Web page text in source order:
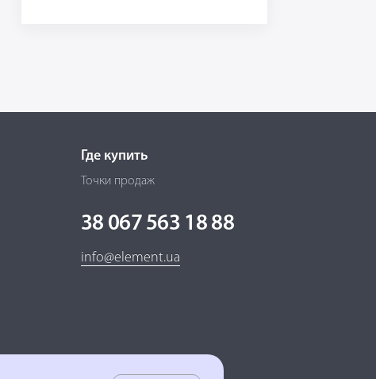
Где купить
Точки продаж
38 067 563 18 88
info@element.ua